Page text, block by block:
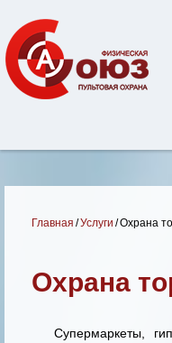
Главная /Услуги /Охрана
Охрана
Супермаркеты,